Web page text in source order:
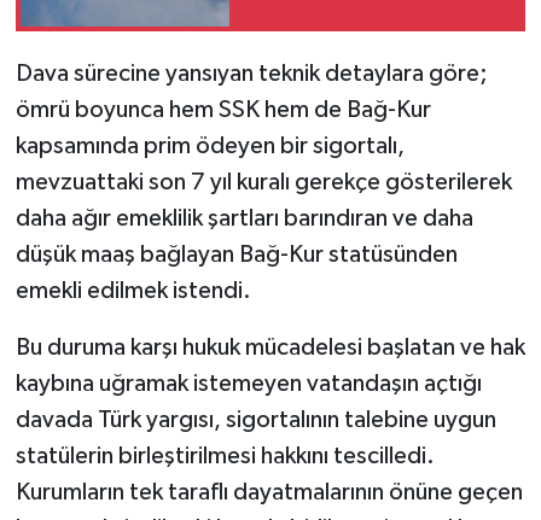
Dava sürecine yansıyan teknik detaylara göre;
ömrü boyunca hem SSK hem de Bağ-Kur
kapsamında prim ödeyen bir sigortalı,
mevzuattaki son 7 yıl kuralı gerekçe gösterilerek
daha ağır emeklilik şartları barındıran ve daha
düşük maaş bağlayan Bağ-Kur statüsünden
emekli edilmek istendi.
Bu duruma karşı hukuk mücadelesi başlatan ve hak
kaybına uğramak istemeyen vatandaşın açtığı
davada Türk yargısı, sigortalının talebine uygun
statülerin birleştirilmesi hakkını tescilledi.
Kurumların tek taraflı dayatmalarının önüne geçen